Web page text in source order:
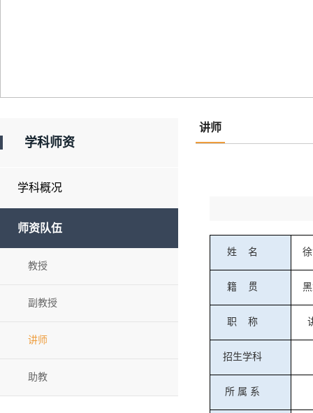
学科师资
学科概况
师资队伍
教授
副教授
讲师
助教
讲师
姓 名
籍 贯
职 称
招生学科
所 属 系